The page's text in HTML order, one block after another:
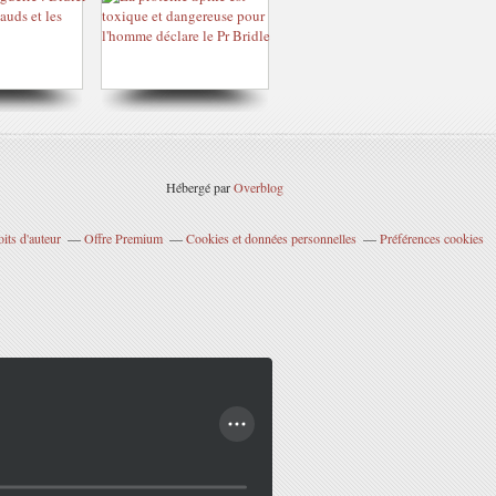
Hébergé parOverblog
d'auteur Offre Premium Cookies et données personnelles Préférences cookies